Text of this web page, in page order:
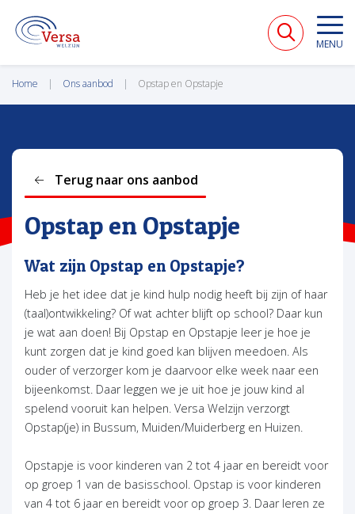
VERSA WELZIJN MENU
Home Ons aanbod Opstap en Opstapje
Terug naar ons aanbod
Opstap en Opstapje
Wat zijn Opstap en Opstapje?
Heb je het idee dat je kind hulp nodig heeft bij zijn of haar
(taal)ontwikkeling? Of wat achter blijft op school? Daar kun
je wat aan doen! Bij Opstap en Opstapje leer je hoe je
kunt zorgen dat je kind goed kan blijven meedoen. Als
ouder of verzorger kom je daarvoor elke week naar een
bijeenkomst. Daar leggen we je uit hoe je jouw kind al
spelend vooruit kan helpen. Versa Welzijn verzorgt
Opstap(je) in Bussum, Muiden/Muiderberg en Huizen.
Opstapje is voor kinderen van 2 tot 4 jaar en bereidt voor
op groep 1 van de basisschool. Opstap is voor kinderen
van 4 tot 6 jaar en bereidt voor op groep 3. Daar leren ze